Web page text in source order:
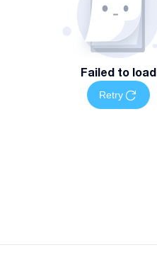
Failed to load
Retry